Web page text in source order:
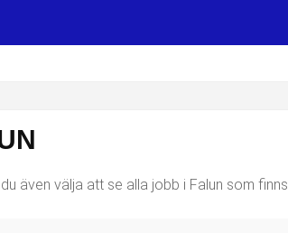
även välja att se alla jobb i Falun som finns